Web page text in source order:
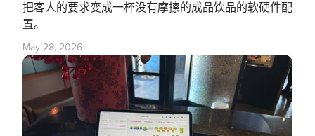
把客人的要求变成一杯没有摩擦的成品饮品的软硬件配
置。
May 28, 2026